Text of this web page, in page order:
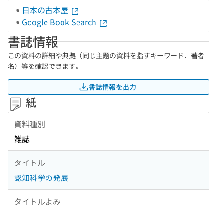
日本の古本屋
Google Book Search
書誌情報
この資料の詳細や典拠（同じ主題の資料を指すキーワード、著者
名）等を確認できます。
書誌情報を出力
紙
資料種別
雑誌
タイトル
認知科学の発展
タイトルよみ